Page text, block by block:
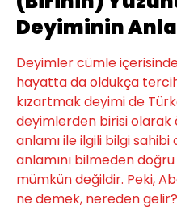
Deyiminin
Deyimler cümle içerisinde
hayatta da oldukça
kızartmak deyimi de
deyimlerden birisi olarak
anlamı ile ilgili bilgi
anlamını bilmeden
mümkün değildir. Peki,
ne demek, nereden